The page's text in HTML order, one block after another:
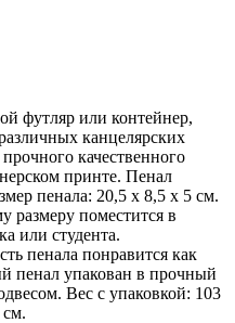
футляр или контейнер,
канцелярских
качественного
принте. Пенал
пенала: 20,5 х 8,5 х 5 см.
размеру поместится в
или студента.
пенала понравится как
пенал упакован в прочный
Вес с упаковкой: 103
см.